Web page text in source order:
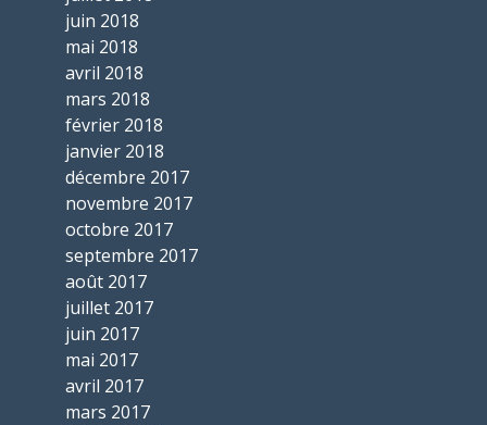
juin 2018
mai 2018
avril 2018
mars 2018
février 2018
janvier 2018
décembre 2017
novembre 2017
octobre 2017
septembre 2017
août 2017
juillet 2017
juin 2017
mai 2017
avril 2017
mars 2017